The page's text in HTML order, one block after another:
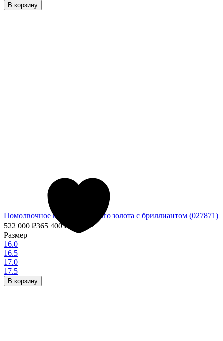
В корзину
Помолвочное кольцо из белого золота с бриллиантом (027871)
522 000 ₽365 400₽
Размер
16.0
16.5
17.0
17.5
В корзину